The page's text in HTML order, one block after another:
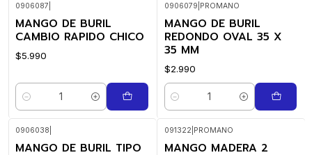
0906087
MANGO DE BURIL
CAMBIO RAPIDO CHICO
$5.990
Quantidade
0906079 PROMANO
MANGO DE BURIL
REDONDO OVAL 35 X
35 MM
$2.990
Quantidade
0906038
MANGO DE BURIL TIPO
091322 PROMANO
MANGO MADERA 2